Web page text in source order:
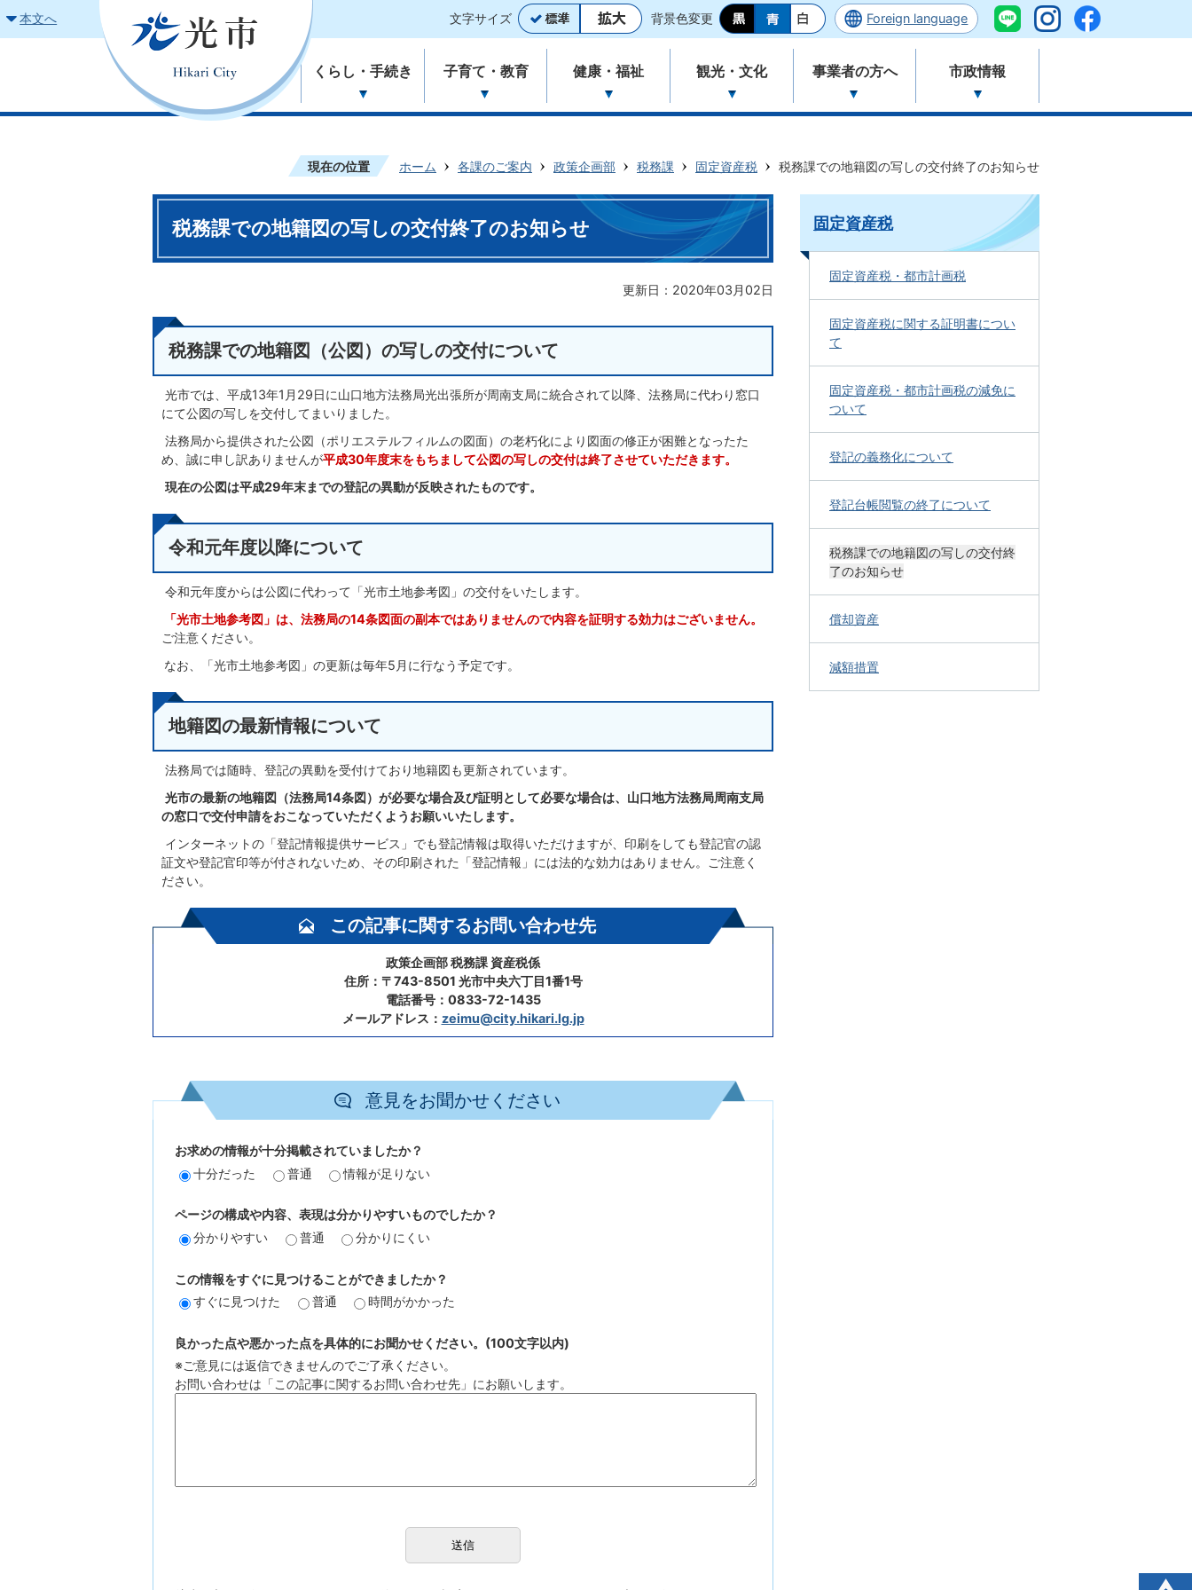
本文へ 文字サイズ 背景色変更 Foreign language
くらし・手続き 子育て・教育 健康・福祉 観光・文化 事業者の方へ 市政情報
現在の位置 ホーム 各課のご案内 政策企画部 税務課 固定資産税 税務課での地籍図の写しの交付終了のお知らせ
税務課での地籍図の写しの交付終了のお知らせ
更新日：2020年03月02日
税務課での地籍図（公図）の写しの交付について
光市では、平成13年1月29日に山口地方法務局光出張所が周南支局に統合されて以降、法務局に代わり窓口
にて公図の写しを交付してまいりました。
法務局から提供された公図（ポリエステルフィルムの図面）の老朽化により図面の修正が困難となったた
め、誠に申し訳ありませんが平成30年度末をもちまして公図の写しの交付は終了させていただきます。
現在の公図は平成29年末までの登記の異動が反映されたものです。
令和元年度以降について
令和元年度からは公図に代わって「光市土地参考図」の交付をいたします。
「光市土地参考図」は、法務局の14条図面の副本ではありませんので内容を証明する効力はございません。
ご注意ください。
なお、「光市土地参考図」の更新は毎年5月に行なう予定です。
地籍図の最新情報について
法務局では随時、登記の異動を受付けており地籍図も更新されています。
光市の最新の地籍図（法務局14条図）が必要な場合及び証明として必要な場合は、山口地方法務局周南支局
の窓口で交付申請をおこなっていただくようお願いいたします。
インターネットの「登記情報提供サービス」でも登記情報は取得いただけますが、印刷をしても登記官の認
証文や登記官印等が付されないため、その印刷された「登記情報」には法的な効力はありません。ご注意く
ださい。
この記事に関するお問い合わせ先
政策企画部 税務課 資産税係
住所：〒743-8501 光市中央六丁目1番1号
電話番号：0833-72-1435
メールアドレス： zeimu@city.hikari.lg.jp
意見をお聞かせください
お求めの情報が十分掲載されていましたか？
十分だった
普通 情報が足りない
ページの構成や内容、表現は分かりやすいものでしたか？
分かりやすい
普通 分かりにくい
この情報をすぐに見つけることができましたか？
すぐに見つけた
普通 時間がかかった
良かった点や悪かった点を具体的にお聞かせください。(100文字以内)
※ご意見には返信できませんのでご了承ください。
お問い合わせは「この記事に関するお問い合わせ先」にお願いします。
固定資産税
固定資産税・都市計画税
固定資産税に関する証明書につい
て
固定資産税・都市計画税の減免に
ついて
登記の義務化について
登記台帳閲覧の終了について
税務課での地籍図の写しの交付終
了のお知らせ
償却資産
減額措置